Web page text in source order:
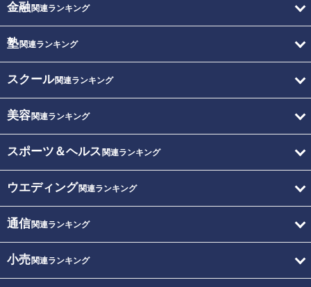
金融関連ランキング
塾関連ランキング
スクール関連ランキング
美容関連ランキング
スポーツ＆ヘルス 関連ランキング
ウエディング関連ランキング
通信関連ランキング
小売関連ランキング